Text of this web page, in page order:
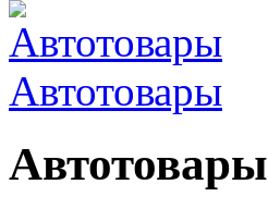
Автотовары
Автотовары